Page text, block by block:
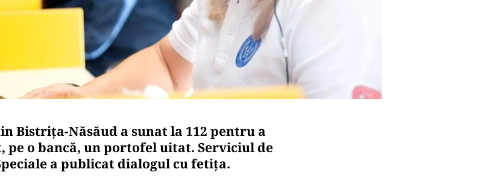
Bistrița-Năsăud a sunat la 112 pentru a
pe o bancă, un portofel uitat. Serviciul de
a publicat dialogul cu fetița.